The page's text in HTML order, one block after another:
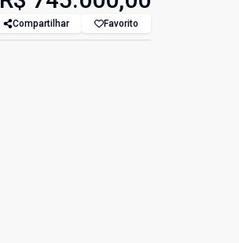
Compartilhar Favorito